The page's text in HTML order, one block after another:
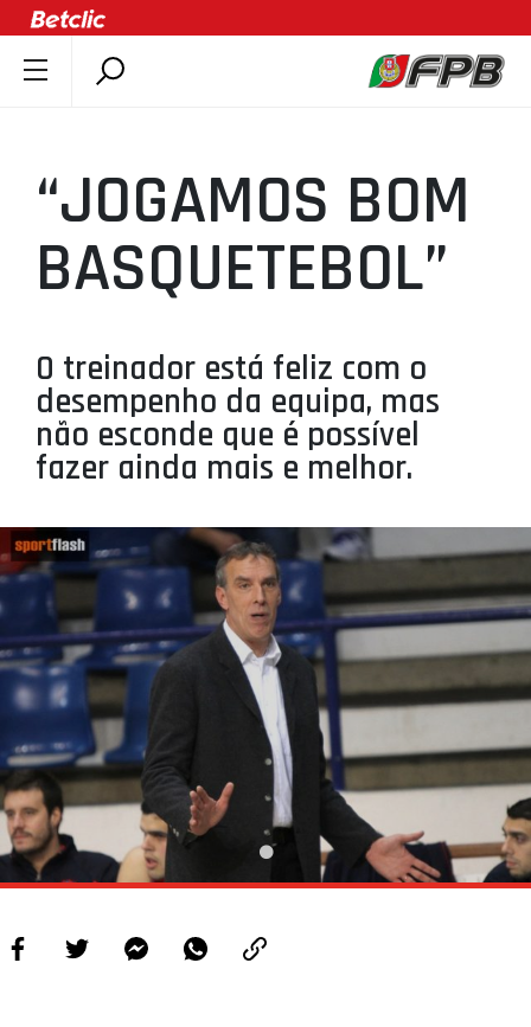
ÚLTIMAS
COMPETIÇÕES
ASSOCIAÇÕES
AGENTES
AGENDA
SELEÇÕES
MINIBASQUETE
ÁREA TÉCNICA
PROJETOS
LIGA BETCLIC MASCULINA
LIGA BETCLIC FEMININA
“JOGAMOS BOM
BASQUETEBOL”
O treinador está feliz com o
desempenho da equipa, mas
não esconde que é possível
fazer ainda mais e melhor.